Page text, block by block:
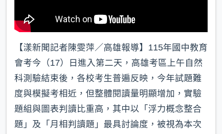
【漾新聞記者陳雯萍／高雄報導】115年國中教育
會考今（17）日進入第二天，高雄考區上午自然
科測驗結束後，各校考生普遍反映，今年試題難
度與模擬考相近，但整體閱讀量明顯增加，實驗
題組與圖表判讀比重高，其中以「浮力概念整合
題」及「月相判讀題」最具討論度，被視為本次